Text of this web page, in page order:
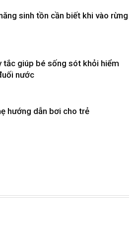
sinh tồn cần biết khi vào rừng
tắc giúp bé sống sót khỏi hiểm
nước
hướng dẫn bơi cho trẻ